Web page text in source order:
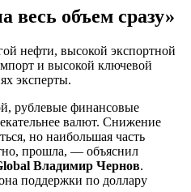
весь объем сразу»
нефти, высокой экспортной
и высокой ключевой
эксперты.
рублевые финансовые
валют. Снижение
но наибольшая часть
прошла, — объяснил
Владимир Чернов.
поддержки по доллару